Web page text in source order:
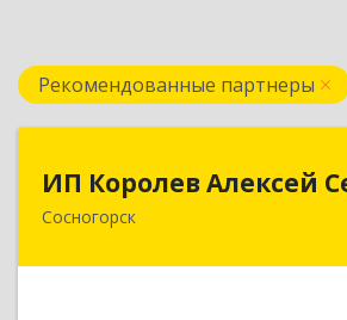
Рекомендованные партнеры
ИП Королев Алексей
Сосногорск
ИП Королев Алексей
169500, Коми Респ, Сосногорск